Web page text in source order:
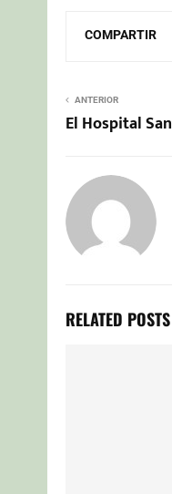
COMPARTIR
ANTERIOR
El Hospital
RELATED POSTS